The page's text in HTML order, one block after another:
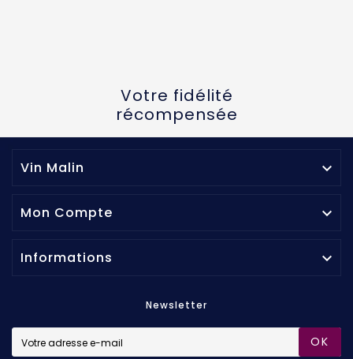
Votre fidélité
récompensée
Vin Malin 
Mon Compte 
Informations 
Newsletter
OK